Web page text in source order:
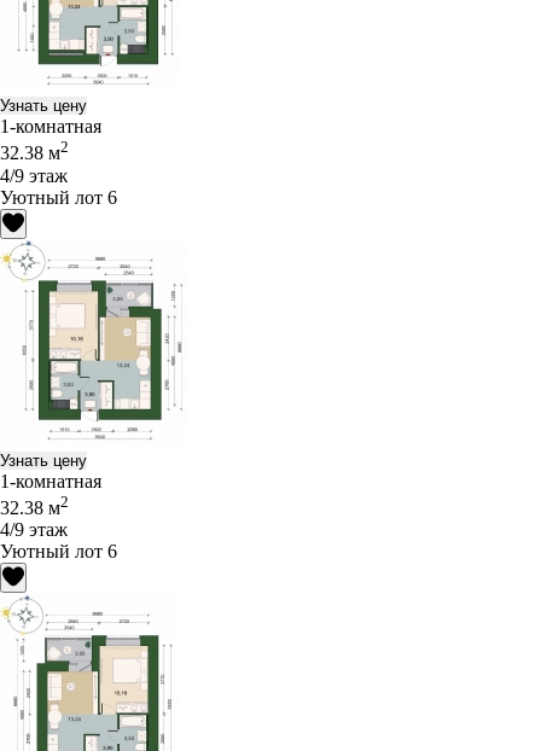
Узнать цену
1-комнатная
32.38 м2
4/9 этаж
Уютный лот 6
Узнать цену
1-комнатная
32.38 м2
4/9 этаж
Уютный лот 6